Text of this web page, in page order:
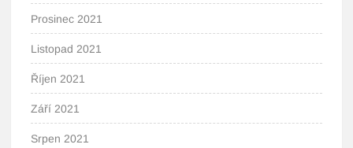
Prosinec 2021
Listopad 2021
Říjen 2021
Září 2021
Srpen 2021